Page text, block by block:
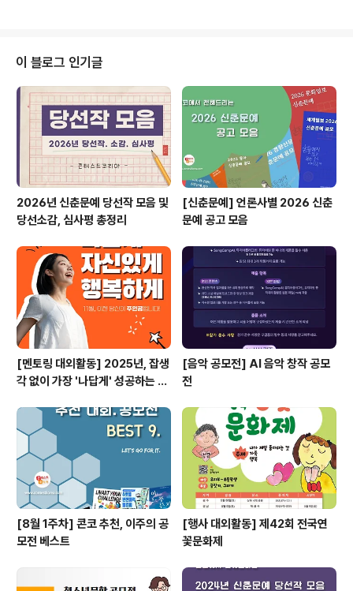
5. 2. 28(금) *상황에 따라 일정 변동 가능성 있음 ◎ 활동
내용- 전시 홍보 및 관람 리뷰 작성 등- 4개의 미션 수행※
모든 콘텐츠 저작권은 제작자에게 있으나 사야컴퍼니에서
홍보 목적으로 활용할 수 있으며 해당 사항에 동의해주셔
야 합니다. ◎ 신청방법1..
이 블로그 인기글
2026년 신춘문예 당선작 모음 및
당선소감, 심사평 총정리
[신춘문예] 언론사별 2026 신춘
문예 공고 모음
[멘토링 대외활동] 2025년, 잡생
각 없이 가장 '나답게' 성공하는 법
[음악 공모전] AI 음악 창작 공모
전
[8월 1주차] 콘코 추천, 이주의 공
모전 베스트
[행사 대외활동] 제42회 전국연
꽃문화제